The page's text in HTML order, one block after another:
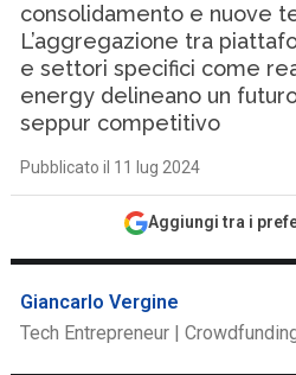
consolidamento e nuove
L’aggregazione tra
e settori specifici come
energy delineano un
seppur competitivo
Pubblicato il 11 lug 2024
Aggiungi tra i
Giancarlo Vergine
Tech Entrepreneur |